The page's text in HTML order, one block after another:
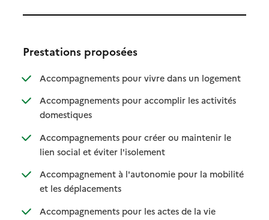
Prestations proposées
Accompagnements pour vivre dans un logement
:
: non
Accompagnements pour accomplir les activités
domestiques: disponible
: non disponible
Accompagnements pour créer ou maintenir le
lien social et éviter l'isolement: disponible
: non disponible
Accompagnement à l'autonomie pour la mobilité
et les déplacements: disponible
: non disponible
Accompagnements pour les actes de la vie